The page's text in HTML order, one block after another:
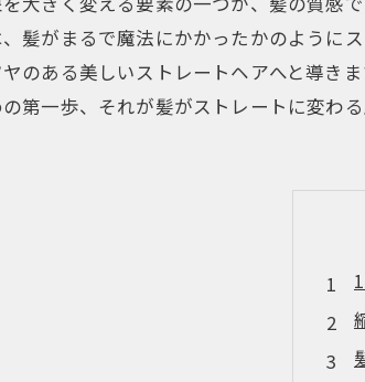
髪がまるで魔法にかかったかのように
のある美しいストレートヘアへと導き
第一歩、それが髪がストレートに変わる